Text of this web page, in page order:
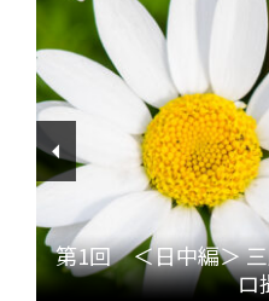
第1回 ＜日中編＞
ロ